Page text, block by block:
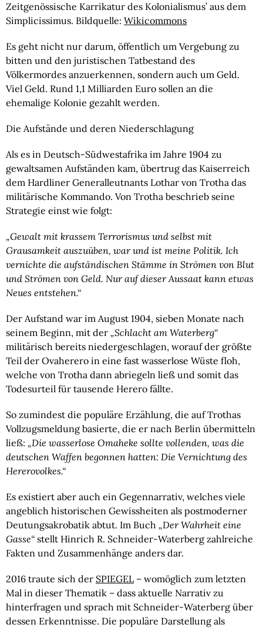
Zeitgenössische Karrikatur des Kolonialismus’ aus dem
Simplicissimus. Bildquelle: Wikicommons
Es geht nicht nur darum, öffentlich um Vergebung zu
bitten und den juristischen Tatbestand des
Völkermordes anzuerkennen, sondern auch um Geld.
Viel Geld. Rund 1,1 Milliarden Euro sollen an die
ehemalige Kolonie gezahlt werden.
Die Aufstände und deren Niederschlagung
Als es in Deutsch-Südwestafrika im Jahre 1904 zu
gewaltsamen Aufständen kam, übertrug das Kaiserreich
dem Hardliner Generalleutnants Lothar von Trotha das
militärische Kommando. Von Trotha beschrieb seine
Strategie einst wie folgt:
„Gewalt mit krassem Terrorismus und selbst mit
Grausamkeit auszuüben, war und ist meine Politik. Ich
vernichte die aufständischen Stämme in Strömen von Blut
und Strömen von Geld. Nur auf dieser Aussaat kann etwas
Neues entstehen.“
Der Aufstand war im August 1904, sieben Monate nach
seinem Beginn, mit der „Schlacht am Waterberg“
militärisch bereits niedergeschlagen, worauf der größte
Teil der Ovaherero in eine fast wasserlose Wüste floh,
welche von Trotha dann abriegeln ließ und somit das
Todesurteil für tausende Herero fällte.
So zumindest die populäre Erzählung, die auf Trothas
Vollzugsmeldung basierte, die er nach Berlin übermitteln
ließ: „Die wasserlose Omaheke sollte vollenden, was die
deutschen Waffen begonnen hatten: Die Vernichtung des
Hererovolkes.“
Es existiert aber auch ein Gegennarrativ, welches viele
angeblich historischen Gewissheiten als postmoderner
Deutungsakrobatik abtut. Im Buch „Der Wahrheit eine
Gasse“ stellt Hinrich R. Schneider-Waterberg zahlreiche
Fakten und Zusammenhänge anders dar.
2016 traute sich der SPIEGEL – womöglich zum letzten
Mal in dieser Thematik – dass aktuelle Narrativ zu
hinterfragen und sprach mit Schneider-Waterberg über
dessen Erkenntnisse. Die populäre Darstellung als